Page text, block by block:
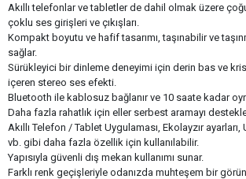
Akıllı telefonlar ve tabletler de dahil olmak üzere
çoklu ses girişleri ve çıkışları.
Kompakt boyutu ve hafif tasarımı, taşınabilir ve
sağlar.
Sürükleyici bir dinleme deneyimi için derin bas ve
içeren stereo ses efekti.
Bluetooth ile kablosuz bağlanır ve 10 saate kadar
Daha fazla rahatlık için eller serbest aramayı
Akıllı Telefon / Tablet Uygulaması, Ekolayzır ayarları,
vb. gibi daha fazla özellik için kullanılabilir.
Yapısıyla güvenli dış mekan kullanımı sunar.
Farklı renk geçişleriyle odanızda muhteşem bir